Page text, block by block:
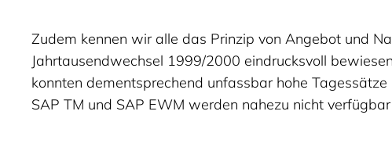
Zudem kennen wir alle das Prinzip von Angebot und
Jahrtausendwechsel 1999/2000 eindrucksvoll
konnten dementsprechend unfassbar hohe
SAP TM und SAP EWM werden nahezu nicht